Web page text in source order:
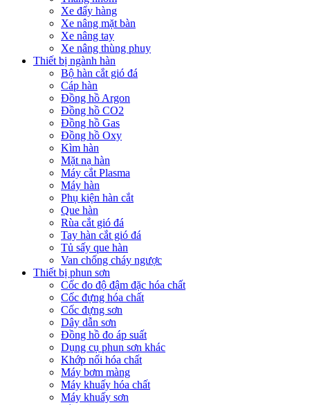
Xe đẩy hàng
Xe nâng mặt bàn
Xe nâng tay
Xe nâng thùng phuy
Thiết bị ngành hàn
Bộ hàn cắt gió đá
Cáp hàn
Đồng hồ Argon
Đồng hồ CO2
Đồng hồ Gas
Đồng hồ Oxy
Kìm hàn
Mặt nạ hàn
Máy cắt Plasma
Máy hàn
Phụ kiện hàn cắt
Que hàn
Rùa cắt gió đá
Tay hàn cắt gió đá
Tủ sấy que hàn
Van chống cháy ngược
Thiết bị phun sơn
Cốc đo độ đậm đặc hóa chất
Cốc đựng hóa chất
Cốc đựng sơn
Dây dẫn sơn
Đồng hồ đo áp suất
Dụng cụ phun sơn khác
Khớp nối hóa chất
Máy bơm màng
Máy khuấy hóa chất
Máy khuấy sơn